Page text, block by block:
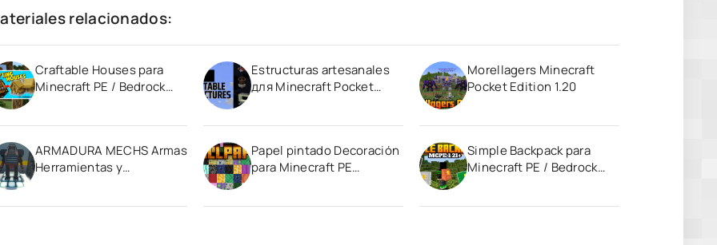
relacionados:
Craftable Houses para
Minecraft PE / Bedrock
Estructuras artesanales
для Minecraft Pocket
Morellagers Minecraft
Pocket Edition 1.20
ARMADURA MECHS Armas
Herramientas y
Papel pintado Decoración
para Minecraft PE
Simple Backpack para
Minecraft PE / Bedrock